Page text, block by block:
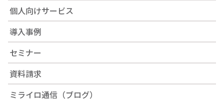
個人向けサービス
導入事例
セミナー
資料請求
ミライロ通信（ブログ）